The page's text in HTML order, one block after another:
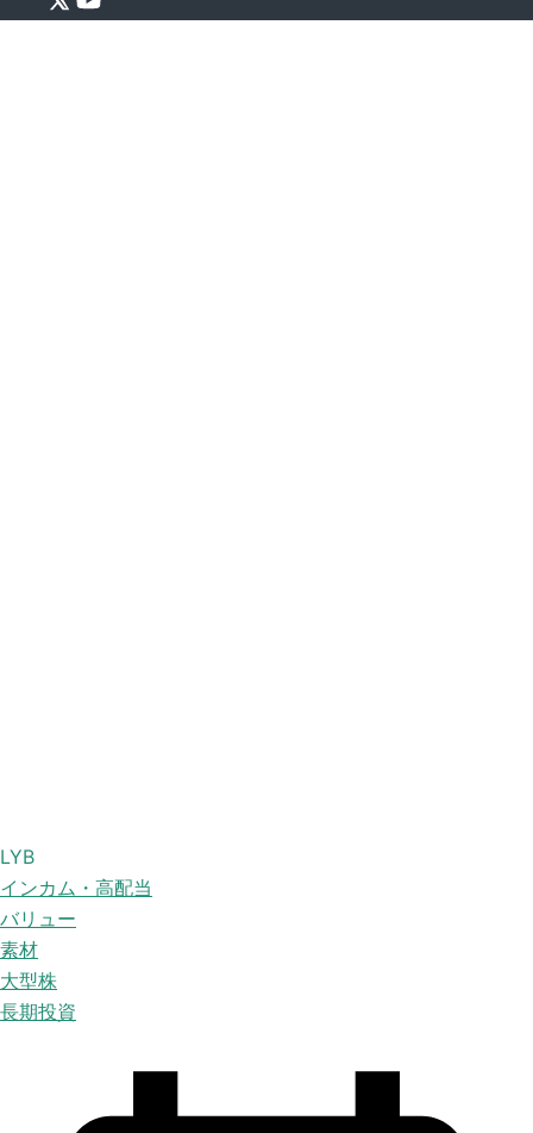
LYB
インカム・高配当
バリュー
素材
大型株
長期投資